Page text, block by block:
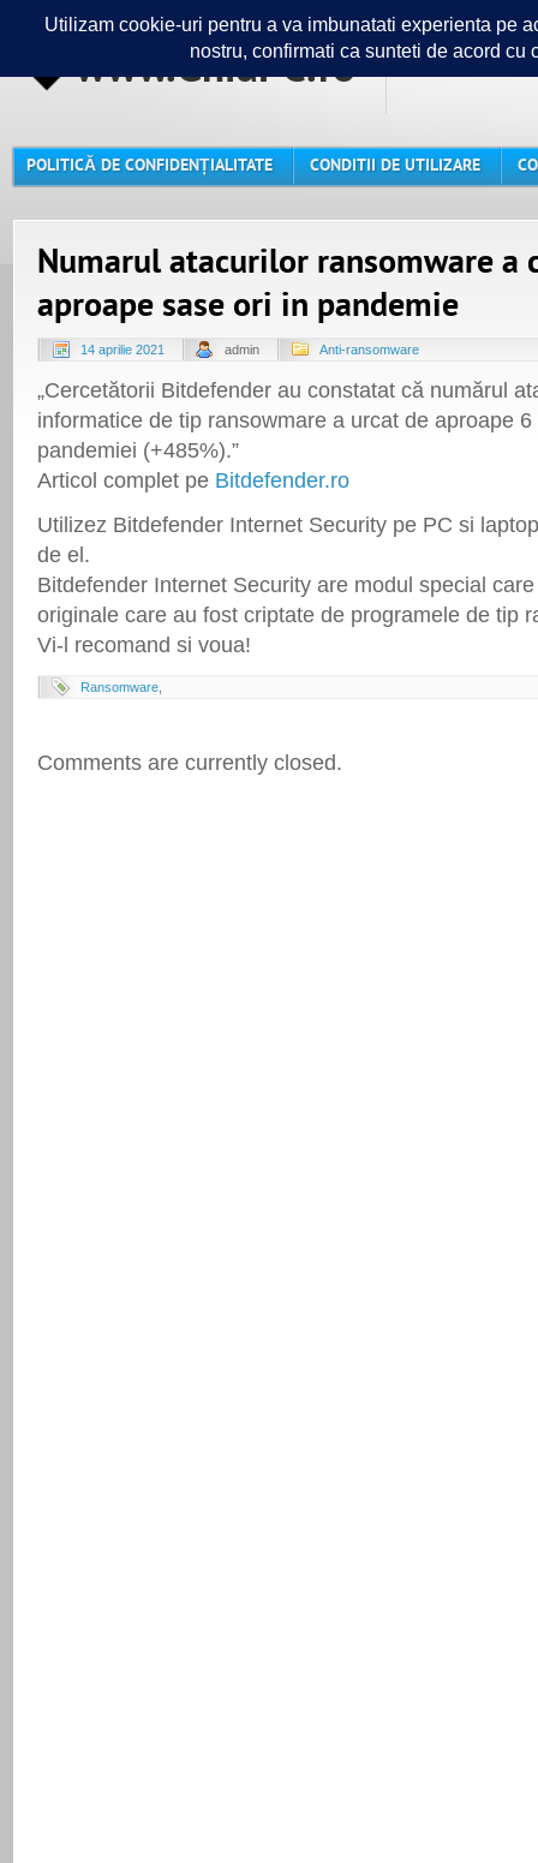
www.GhidPC.ro Ghidul
POLITICĂ DE CONFIDENȚIALITATE CONDITII DE UTILIZARE
Numarul atacurilor ransomware a
aproape sase ori in pandemie
14 aprilie 2021 admin Anti-ransomware
„Cercetătorii Bitdefender au constatat că numărul
informatice de tip ransowmare a urcat de aproape
pandemiei (+485%).”
Articol complet pe Bitdefender.ro
Utilizez Bitdefender Internet Security pe PC si
de el.
Bitdefender Internet Security are modul special
originale care au fost criptate de programele de tip
Vi-l recomand si voua!
Ransomware
Comments are currently closed.